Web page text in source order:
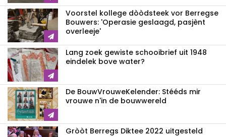
Voorstel kollege dòòdsteek vor Berregse
Bouwers: 'Operasie geslaagd, pasjènt
overleeje'
Lang zoek gewiste schooibrief uit 1948
eindelek bove water?
De BouwVrouweKelender: Stééds mir
vrouwe n'in de bouwwereld
Gròòt Berregs Diktee 2022 uitgesteld